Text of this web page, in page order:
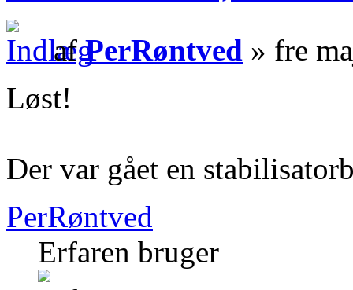
afPerRøntved » fre
Løst!
Der var gået en
PerRøntved
Erfaren bruger